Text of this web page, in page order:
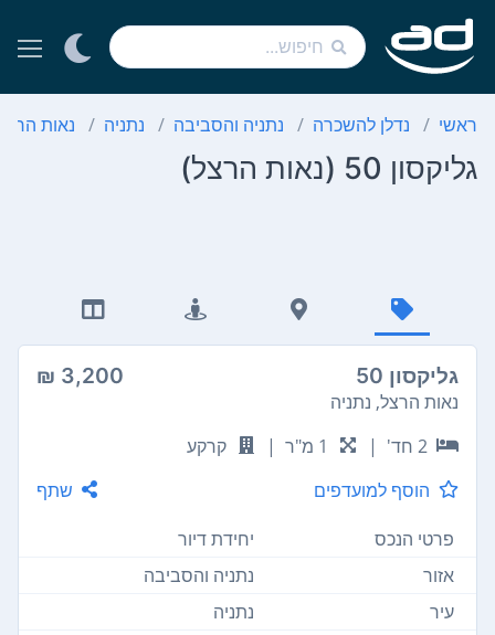
ראשי נדלן להשכרה נתניה והסביבה נתניה נאות
גליקסון 50 (נאות הרצל)
גליקסון 50 3,200 ₪
נאות הרצל, נתניה
2 חד'
| 1 מ"ר |
קרקע
הוסף למועדפים
שתף
פרטי הנכס
יחידת דיור
אזור
נתניה והסביבה
עיר
נתניה